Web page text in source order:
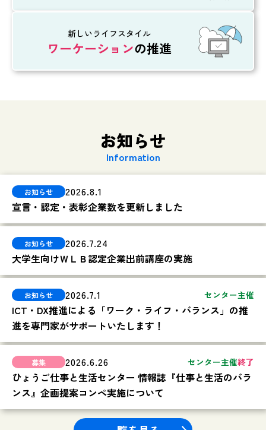
新しいライフスタイル
ワーケーションの推進
お知らせ
Information
2026.8.1
宣言・認定・表彰企業数を更新しました
2026.7.24
大学生向けＷＬＢ認定企業出前講座の実施
2026.7.1 センター主催
ICT・DX推進による「ワーク・ライフ・バランス」の推
進を専門家がサポートいたします！
2026.6.26 センター主催終了
ひょうご仕事と生活センター 情報誌『仕事と生活のバラ
ンス』企画提案コンペ実施について